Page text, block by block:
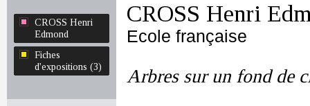
CROSS Henri
Edmond
Fiches
d'expositions (3)
CROSS Henri
Ecole française
Arbres sur un fond de